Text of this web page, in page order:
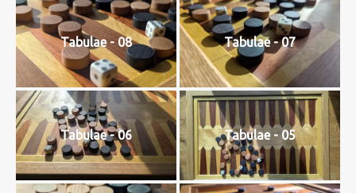
Tabulae - 08 Tabulae - 07
Tabulae - 06 Tabulae - 05